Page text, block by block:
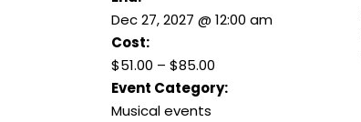
Dec 27, 2027 @ 12:00 am
Cost:
$51.00 – $85.00
Event Category:
Musical events